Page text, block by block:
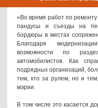
«Во время работ по
пандусы и съезды на
бордюры в местах
Благодаря
возможности по
автомобилистов. Как
подрядных организаций,
тем, кто за рулем, но и
мэрии.
В том числе это касается